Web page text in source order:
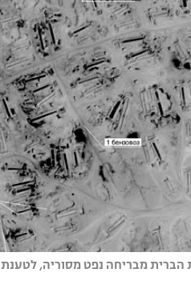
הברית מבריחה נפט מסוריה,